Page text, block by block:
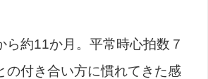
ら約11か月。平常時心拍数７
の付き合い方に慣れてきた感